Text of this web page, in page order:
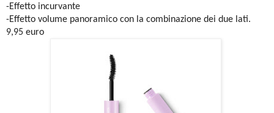
-Effetto incurvante
-Effetto volume panoramico con la combinazione dei due lati.
9,95 euro